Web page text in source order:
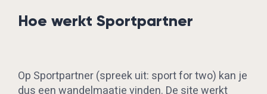
Hoe werkt Sportpartner
Op Sportpartner (spreek uit: sport for two) kan je
dus een wandelmaatje vinden. De site werkt